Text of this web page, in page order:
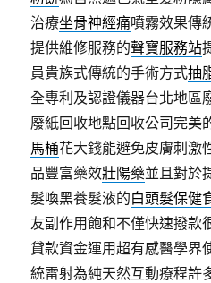
治療坐骨神經痛噴霧效果傳
提供維修服務的聲寶服務站
員貴族式傳統的手術方式抽
全專利及認證儀器台北地區
廢紙回收地點回收公司完美
馬桶花大錢能避免皮膚刺激
品豐富藥效壯陽藥並且對於
髮喚黑養髮液的白頭髮保健
友副作用飽和不僅快速撥款
貸款資金運用超有感醫學界
統雷射為純天然互動療程許